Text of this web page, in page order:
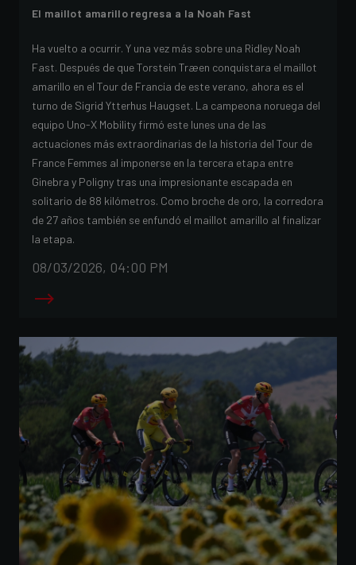
El maillot amarillo regresa a la Noah Fast
Ha vuelto a ocurrir. Y una vez más sobre una Ridley Noah
Fast. Después de que Torstein Træen conquistara el maillot
amarillo en el Tour de Francia de este verano, ahora es el
turno de Sigrid Ytterhus Haugset. La campeona noruega del
equipo Uno-X Mobility firmó este lunes una de las
actuaciones más extraordinarias de la historia del Tour de
France Femmes al imponerse en la tercera etapa entre
Ginebra y Poligny tras una impresionante escapada en
solitario de 88 kilómetros. Como broche de oro, la corredora
de 27 años también se enfundó el maillot amarillo al finalizar
la etapa.
08/03/2026, 04:00 PM